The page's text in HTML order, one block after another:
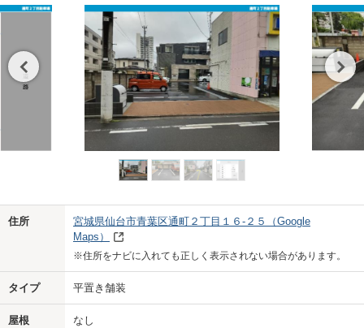
Previo
住所 宮城県仙台市青葉区通町２丁目１６-２５
（Google
Maps）
※住所をナビに入れても正しく表示されない場合があります。
タイプ 平置き舗装
屋根 なし